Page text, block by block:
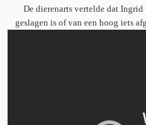
De dierenarts vertelde dat
geslagen is of van een hoog iets